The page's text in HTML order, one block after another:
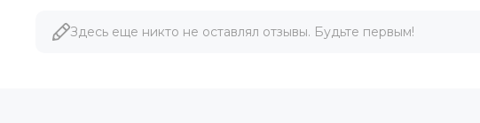
Здесь еще никто не оставлял отзывы. Будьте первым!